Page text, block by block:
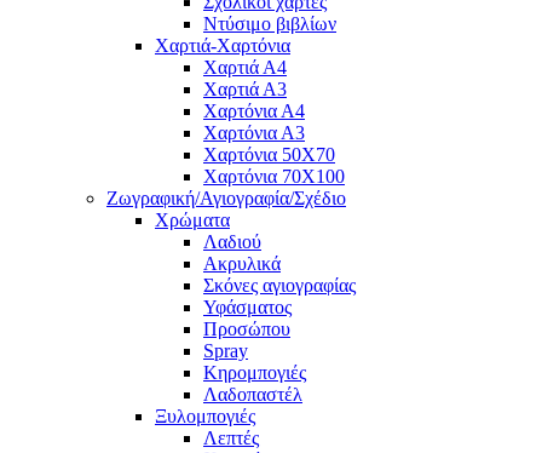
Ντύσιμο βιβλίων
Χαρτιά-Χαρτόνια
Χαρτιά Α4
Χαρτιά Α3
Χαρτόνια Α4
Χαρτόνια Α3
Χαρτόνια 50Χ70
Χαρτόνια 70Χ100
Ζωγραφική/Αγιογραφία/Σχέδιο
Χρώματα
Λαδιού
Ακρυλικά
Σκόνες αγιογραφίας
Υφάσματος
Προσώπου
Spray
Κηρομπογιές
Λαδοπαστέλ
Ξυλομπογιές
Λεπτές